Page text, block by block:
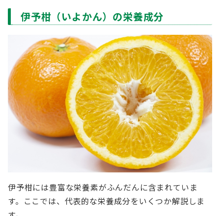
伊予柑（いよかん）の栄養成分
伊予柑には豊富な栄養素がふんだんに含まれていま
す。ここでは、代表的な栄養成分をいくつか解説しま